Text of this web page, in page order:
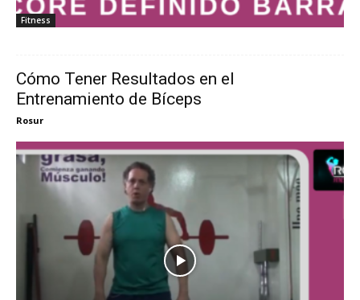
Fitness
Cómo Tener Resultados en el
Entrenamiento de Bíceps
Rosur